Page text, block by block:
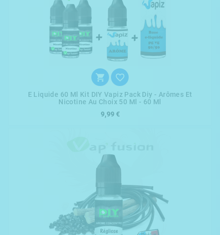
 
E Liquide 60 Ml Kit DIY Vapiz Pack Diy - Arômes Et
Nicotine Au Choix 50 Ml - 60 Ml
9,99 €